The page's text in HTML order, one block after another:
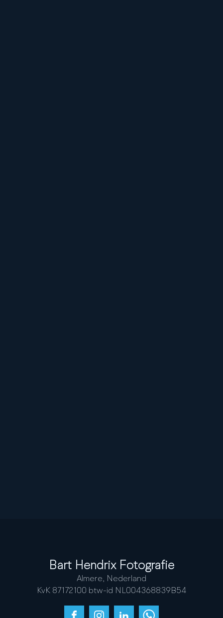
Bart Hendrix Fotografie
Almere, Nederland
KvK 87172100 btw-id NL004368839B54